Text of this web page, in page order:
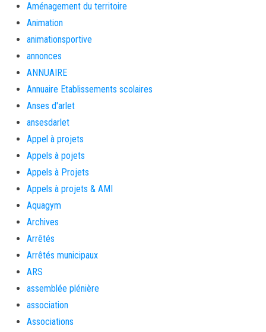
Aménagement du territoire
Animation
animationsportive
annonces
ANNUAIRE
Annuaire Etablissements scolaires
Anses d'arlet
ansesdarlet
Appel à projets
Appels à pojets
Appels à Projets
Appels à projets & AMI
Aquagym
Archives
Arrêtés
Arrêtés municipaux
ARS
assemblée plénière
association
Associations